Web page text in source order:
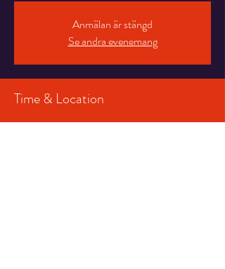
Anmälan är stängd
Se andra evenemang
Time & Location
13 dec. 2024 19:00 – 20:30